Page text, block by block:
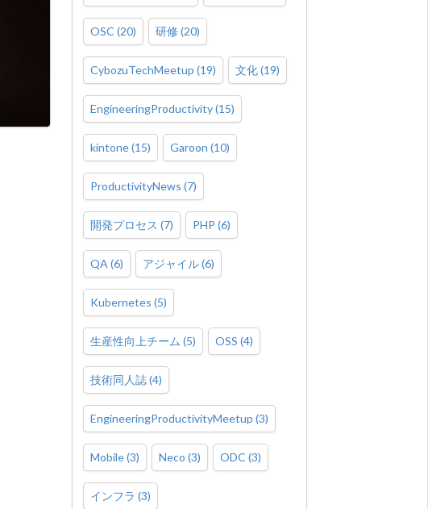
OSC (20) 研修 (20)
CybozuTechMeetup (19) 文化(19)
EngineeringProductivity(15)
kintone(15) Garoon (10)
ProductivityNews (7)
開発プロセス (7) PHP (6)
QA (6) アジャイル(6)
Kubernetes (5)
生産性向上チーム (5) OSS (4)
技術同人誌(4)
EngineeringProductivityMeetup (3)
Mobile(3) Neco (3) ODC (3)
インフラ (3)